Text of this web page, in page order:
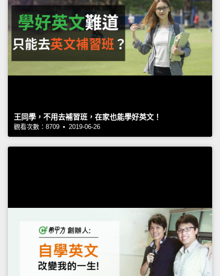
王同學，不用去補習班，在家也能學好英文！
觀看次數：8709 • 2019-06-26